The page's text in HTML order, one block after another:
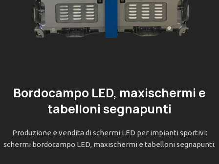
Bordocampo LED, maxischermi e
tabelloni segnapunti
Produzione e vendita di schermi LED per impianti sportivi:
schermi bordocampo LED, maxischermi e tabelloni segnapunti.